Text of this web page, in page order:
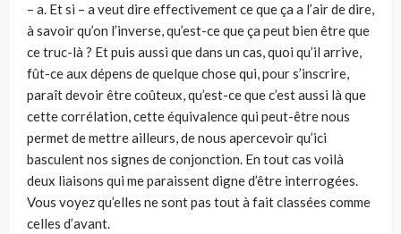
– a. Et si – a veut dire effectivement ce que ça a l’air de dire,
à savoir qu’on l’inverse, qu’est-ce que ça peut bien être que
ce truc-là ? Et puis aussi que dans un cas, quoi qu’il arrive,
fût-ce aux dépens de quelque chose qui, pour s’inscrire,
paraît devoir être coûteux, qu’est-ce que c’est aussi là que
cette corrélation, cette équivalence qui peut-être nous
permet de mettre ailleurs, de nous apercevoir qu’ici
basculent nos signes de conjonction. En tout cas voilà
deux liaisons qui me paraissent digne d’être interrogées.
Vous voyez qu’elles ne sont pas tout à fait classées comme
celles d’avant.